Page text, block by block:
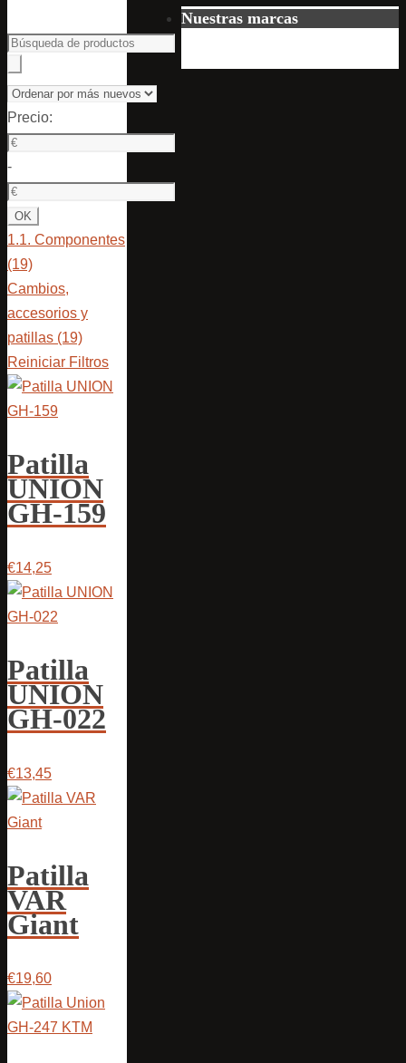
Precio:
-
1.1. Componentes
(19)
Cambios,
accesorios y
patillas (19)
Reiniciar Filtros
Patilla
UNION
GH-159
€14,25
Patilla
UNION
GH-022
€13,45
Patilla
VAR
Giant
€19,60
Nuestras marcas